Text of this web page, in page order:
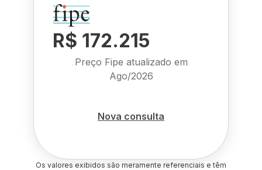
R$ 172.215
Preço Fipe atualizado em
Ago/2026
Nova consulta
Os valores exibidos são meramente referenciais e têm